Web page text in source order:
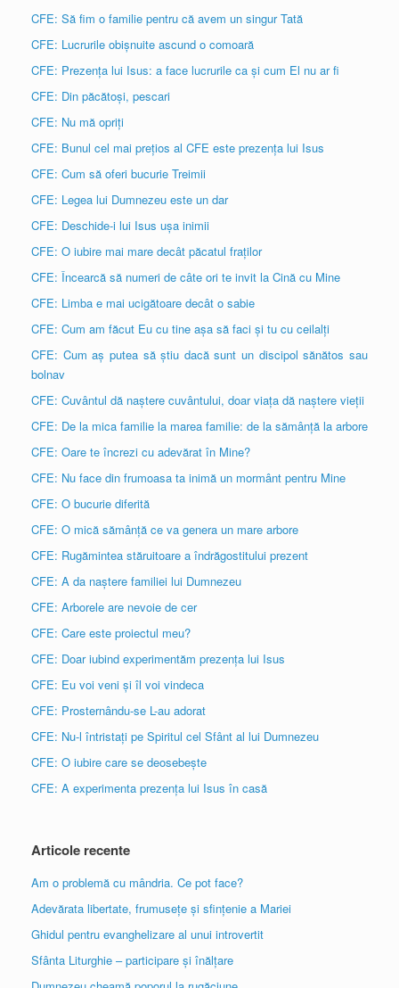
CFE: Să fim o familie pentru că avem un singur Tată
CFE: Lucrurile obișnuite ascund o comoară
CFE: Prezența lui Isus: a face lucrurile ca și cum El nu ar fi
CFE: Din păcătoși, pescari
CFE: Nu mă opriți
CFE: Bunul cel mai prețios al CFE este prezența lui Isus
CFE: Cum să oferi bucurie Treimii
CFE: Legea lui Dumnezeu este un dar
CFE: Deschide-i lui Isus ușa inimii
CFE: O iubire mai mare decât păcatul fraților
CFE: Încearcă să numeri de câte ori te invit la Cină cu Mine
CFE: Limba e mai ucigătoare decât o sabie
CFE: Cum am făcut Eu cu tine așa să faci și tu cu ceilalți
CFE: Cum aș putea să știu dacă sunt un discipol sănătos sau
bolnav
CFE: Cuvântul dă naștere cuvântului, doar viața dă naștere vieții
CFE: De la mica familie la marea familie: de la sămânță la arbore
CFE: Oare te încrezi cu adevărat în Mine?
CFE: Nu face din frumoasa ta inimă un mormânt pentru Mine
CFE: O bucurie diferită
CFE: O mică sămânță ce va genera un mare arbore
CFE: Rugămintea stăruitoare a îndrăgostitului prezent
CFE: A da naștere familiei lui Dumnezeu
CFE: Arborele are nevoie de cer
CFE: Care este proiectul meu?
CFE: Doar iubind experimentăm prezența lui Isus
CFE: Eu voi veni și îl voi vindeca
CFE: Prosternându-se L-au adorat
CFE: Nu-l întristați pe Spiritul cel Sfânt al lui Dumnezeu
CFE: O iubire care se deosebește
CFE: A experimenta prezența lui Isus în casă
Articole recente
Am o problemă cu mândria. Ce pot face?
Adevărata libertate, frumusețe și sfințenie a Mariei
Ghidul pentru evanghelizare al unui introvertit
Sfânta Liturghie – participare și înălțare